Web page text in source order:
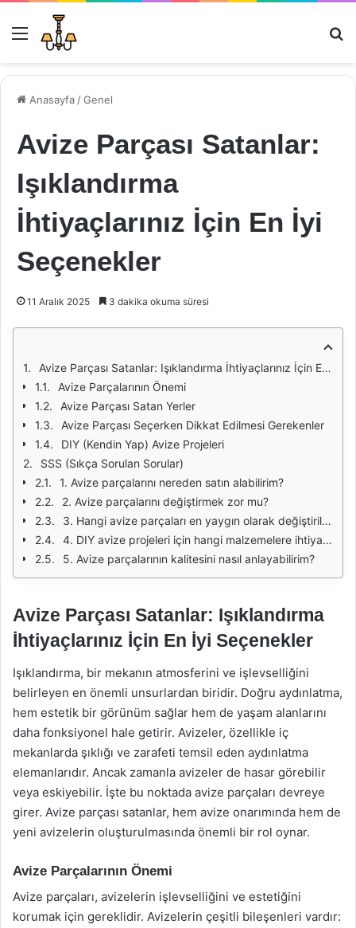
Menü
Anasayfa /Genel
Avize Parçası Satanlar:
Işıklandırma
İhtiyaçlarınız İçin En İyi
Seçenekler
11 Aralık 2025 3 dakika okuma süresi
Avize Parçası Satanlar: Işıklandırma İhtiyaçlarınız İçin En İyi Seçenekler
Avize Parçalarının Önemi
Avize Parçası Satan Yerler
Avize Parçası Seçerken Dikkat Edilmesi Gerekenler
DIY (Kendin Yap) Avize Projeleri
SSS (Sıkça Sorulan Sorular)
1. Avize parçalarını nereden satın alabilirim?
2. Avize parçalarını değiştirmek zor mu?
3. Hangi avize parçaları en yaygın olarak değiştirilir?
4. DIY avize projeleri için hangi malzemelere ihtiyacım var?
5. Avize parçalarının kalitesini nasıl anlayabilirim?
Avize Parçası Satanlar: Işıklandırma
İhtiyaçlarınız İçin En İyi Seçenekler
Işıklandırma, bir mekanın atmosferini ve işlevselliğini
belirleyen en önemli unsurlardan biridir. Doğru aydınlatma,
hem estetik bir görünüm sağlar hem de yaşam alanlarını
daha fonksiyonel hale getirir. Avizeler, özellikle iç
mekanlarda şıklığı ve zarafeti temsil eden aydınlatma
elemanlarıdır. Ancak zamanla avizeler de hasar görebilir
veya eskiyebilir. İşte bu noktada avize parçaları devreye
girer. Avize parçası satanlar, hem avize onarımında hem de
yeni avizelerin oluşturulmasında önemli bir rol oynar.
Avize Parçalarının Önemi
Avize parçaları, avizelerin işlevselliğini ve estetiğini
korumak için gereklidir. Avizelerin çeşitli bileşenleri vardır: